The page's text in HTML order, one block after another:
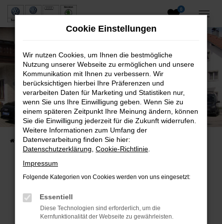
Zum
0
Neuwagen und Gebrauchtwagen
VW, VW Nutzfahrzeuge, Audi & Skoda
Startseite Fahrzeuge Fahrzeugsuche
Beim Laden ist ein Fehler aufgetreten.
Hier sind ein paar Tipps, die dir helfen können:
Cookie Einstellungen
Wir nutzen Cookies, um Ihnen die bestmögliche
Nutzung unserer Webseite zu ermöglichen und unsere
Kommunikation mit Ihnen zu verbessern. Wir
berücksichtigen hierbei Ihre Präferenzen und
verarbeiten Daten für Marketing und Statistiken nur,
wenn Sie uns Ihre Einwilligung geben. Wenn Sie zu
einem späteren Zeitpunkt Ihre Meinung ändern, können
Sie die Einwilligung jederzeit für die Zukunft widerrufen.
Weitere Informationen zum Umfang der
Datenverarbeitung finden Sie hier:
Datenschutzerklärung Cookie-Richtlinie
Impressum
Folgende Kategorien von Cookies werden von uns eingesetzt:
Essentiell
Diese Technologien sind erforderlich, um die
Kernfunktionalität der Webseite zu gewährleisten.